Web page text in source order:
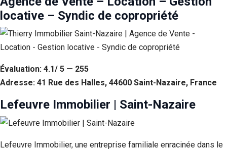
locative – Syndic de copropriété
Évaluation: 4.1/ 5 — 255
Adresse: 41 Rue des Halles, 44600 Saint-Nazaire, France
Lefeuvre Immobilier | Saint-Nazaire
Lefeuvre Immobilier, une entreprise familiale enracinée dans le